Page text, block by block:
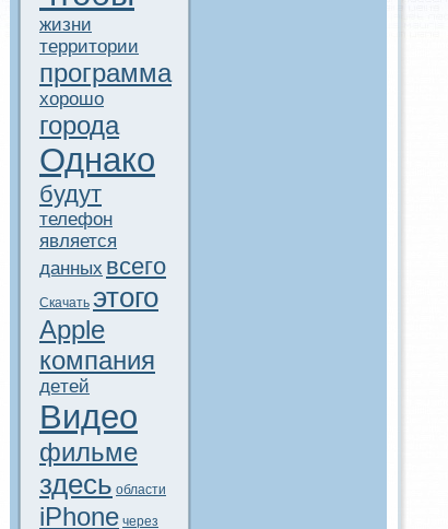
жизни
территории
программа
xорошо
города
Однако
будут
телефон
является
данныx всего
Скачать этого
Apple
компания
дeтей
Видeо
фильме
здeсь области
iPhone через